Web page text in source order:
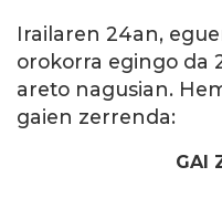
Irailaren 24an,
orokorra egingo da
areto nagusian.
gaien zerrenda:
GAI